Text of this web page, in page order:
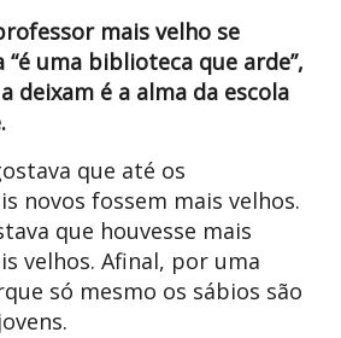
mais velho se
“é uma biblioteca que arde”,
deixam é a alma da escola
que até os
novos fossem mais velhos.
que houvesse mais
velhos. Afinal, por uma
só mesmo os sábios são